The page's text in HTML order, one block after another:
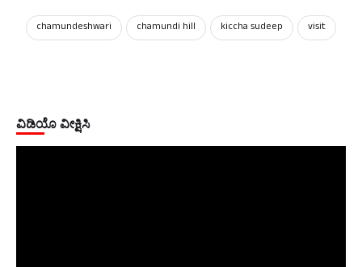
chamundeshwari chamundi hill kiccha sudeep visit
ವಿಡಿಯೊ ವೀಕ್ಷಿಸಿ